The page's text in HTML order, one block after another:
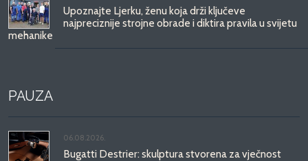
Upoznajte Ljerku, ženu koja drži ključeve
najpreciznije strojne obrade i diktira pravila u svijetu
mehanike
PAUZA
06.08.2026.
Bugatti Destrier: skulptura stvorena za vječnost